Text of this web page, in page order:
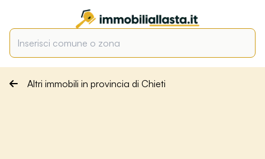
Altri immobili in provincia di Chieti